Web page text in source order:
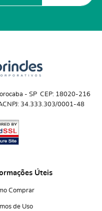
- SP CEP: 18020-216
CNPJ: 34.333.303/0001-48
Úteis
Comprar
de Uso